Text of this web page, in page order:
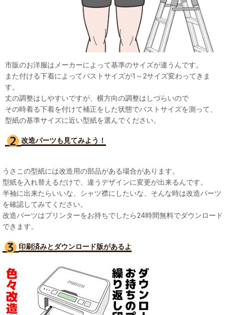
市販のお洋服はメーカーによって基準のサイズが違うんです。
また付ける下着によってバストサイズが1～2サイズ変わってきま
す。
丈の調整はしやすいですが、横方向の調整はしづらいので
その時着る下着を付けて補正をした状態でバストサイズを測って、
型紙の基準サイズに近い型紙を選んでください。
改造パーツも見てみよう！
うさこの型紙には改造用の部品がある場合があります。
型紙を入れ替えるだけで、違うデザインに変更が出来るんです。
半袖に出来たらいいな、シャツ襟にしたいな、そんな時は改造パーツ
を確認してみてください。
改造パーツはプリンターをお持ちでしたら24時間無料でダウンロード
できます。
印刷済みとダウンロード版があるよ